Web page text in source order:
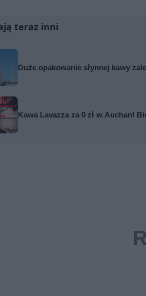
teraz inni
Duże opakowanie słynnej kawy
Kawa Lavazza za 0 zł w Auchan!